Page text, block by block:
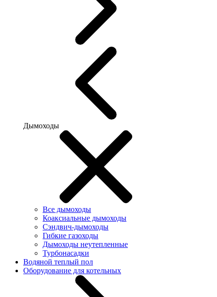
Дымоходы
Все дымоходы
Коаксиальные дымоходы
Сэндвич-дымоходы
Гибкие газоходы
Дымоходы неутепленные
Турбонасадки
Водяной теплый пол
Оборудование для котельных